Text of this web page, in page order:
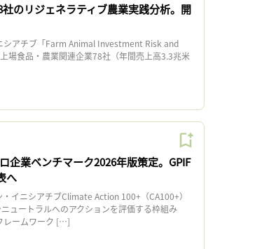
社のリジェネラティブ農業実践分析。開
シアチブ「Farm Animal Investment Risk and
場食品・農業関連企業78社（年間売上高3.3兆米
企業ベンチマーク2026年版策定。GPIF
へ
イニシアチブClimate Action 100+（CA100+）
ュートラルへのアクションを評価する枠組み
レームワーク […]